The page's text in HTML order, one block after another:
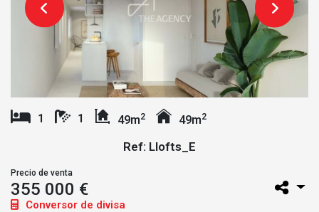
1 1 49m2 49m2
Ref: Llofts_E
Precio de venta
355 000 €
Conversor de divisa